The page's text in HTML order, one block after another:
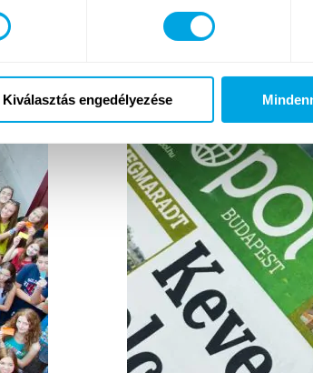
Kiválasztás engedélyezése
2016. május 13. péntek
Balaton hírek